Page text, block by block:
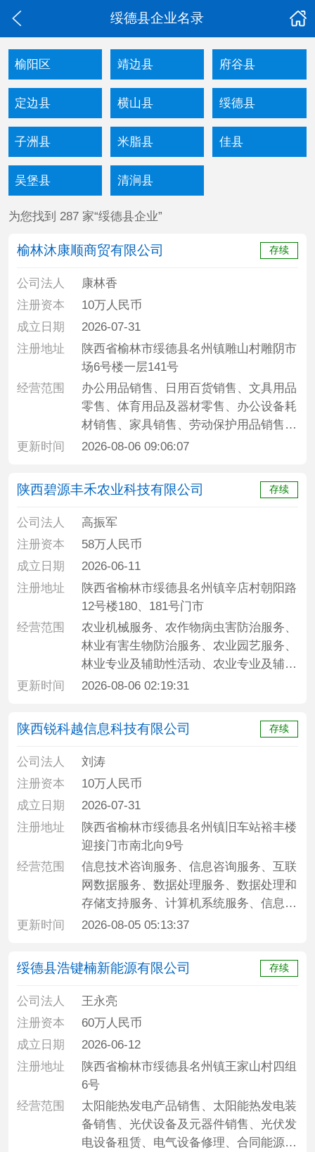
绥德县企业名录
榆阳区 靖边县 府谷县
定边县 横山县 绥德县
子洲县 米脂县 佳县
吴堡县 清涧县
为您找到 287 家“绥德县企业”
榆林沐康顺商贸有限公司 存续
公司法人
康林香
注册资本
10万人民币
成立日期
2026-07-31
注册地址
陕西省榆林市绥德县名州镇雕山村雕阴市
场6号楼一层141号
经营范围
办公用品销售、日用百货销售、文具用品
零售、体育用品及器材零售、办公设备耗
材销售、家具销售、劳动保护用品销售、
服装服饰零售、办公设备销售、厨具卫具
料销售、广告设计、代理、广告制作、广
告发布、专业保洁、清洗、消毒服务、家
政服务、环保咨询服务
更新时间 2026-08-06 09:06:07
陕西碧源丰禾农业科技有限公司 存续
公司法人
高振军
注册资本
58万人民币
成立日期
2026-06-11
注册地址
陕西省榆林市绥德县名州镇辛店村朝阳路
12号楼180、181号门市
经营范围
农业机械服务、农作物病虫害防治服务、
林业有害生物防治服务、农业园艺服务、
林业专业及辅助性活动、农业专业及辅助
性活动、农林牧副渔业专业机械的安装、
膜销售、农副产品销售、农林牧渔机械配
件销售、化工产品销售、农、林、牧、
副、渔业专业机械的销售、智能农机装备
料制品销售、五金产品零售、农作物种子
经营、草种生产经营
更新时间 2026-08-06 02:19:31
陕西锐科越信息科技有限公司 存续
公司法人
刘涛
注册资本
10万人民币
成立日期
2026-07-31
注册地址
陕西省榆林市绥德县名州镇旧车站裕丰楼
迎接门市南北向9号
经营范围
信息技术咨询服务、信息咨询服务、互联
网数据服务、数据处理服务、数据处理和
存储支持服务、计算机系统服务、信息系
统集成服务、专业设计服务、大数据服
艺、术品、收藏品鉴定评估服务、技术服
务、技术开发、技术咨询、技术交流、技
术转让、技术推广、软件开发、人工智能
发、计算机软硬件及辅助设备批发、广告
发布、广告设计、代理、广告制作、平面
设计、在线数据处理与交易处理业务、第
一类增值电信业务、互联网信息服务
更新时间 2026-08-05 05:13:37
绥德县浩键楠新能源有限公司 存续
公司法人
王永亮
注册资本
60万人民币
成立日期
2026-06-12
注册地址
陕西省榆林市绥德县名州镇王家山村四组
6号
经营范围
太阳能热发电产品销售、太阳能热发电装
备销售、光伏设备及元器件销售、光伏发
电设备租赁、电气设备修理、合同能源管